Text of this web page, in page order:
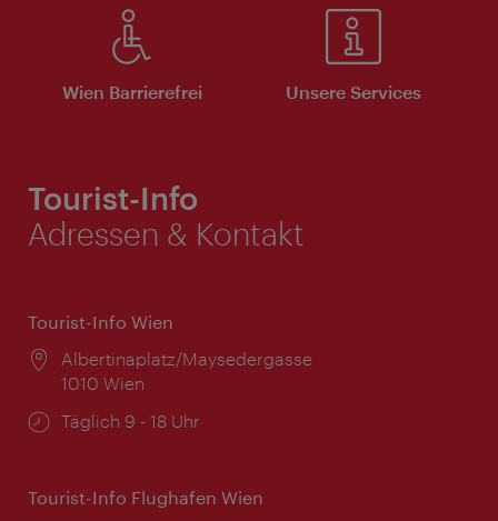
Wien Barrierefrei Unsere Services
Tourist-Info
Adressen & Kontakt
Tourist-Info Wien
Ort:
Albertinaplatz/Maysedergasse
1010 Wien
Öffnungszeiten:
Täglich 9 - 18 Uhr
Tourist-Info Flughafen Wien